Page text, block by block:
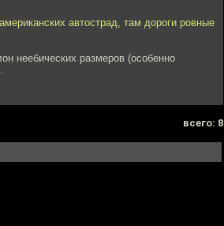
автострад, там дороги ровные
неебических размеров (особенно
всего: 8